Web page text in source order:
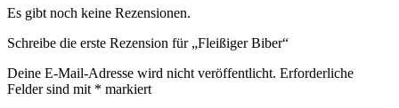
Es gibt noch keine Rezensionen.
Schreibe die erste Rezension für „Fleißiger Biber“
Deine E-Mail-Adresse wird nicht veröffentlicht. Erforderliche
Felder sind mit * markiert